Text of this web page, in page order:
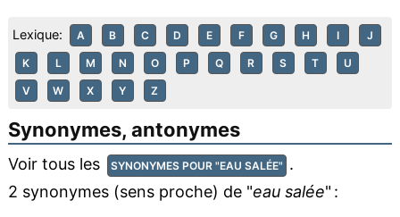
Lexique: A B C D E F G H I J
K L M N O P Q R S T U
V W X Y Z
Synonymes, antonymes
Voir tous les SYNONYMES POUR "EAU SALÉE" .
2 synonymes (sens proche) de "eau salée" :